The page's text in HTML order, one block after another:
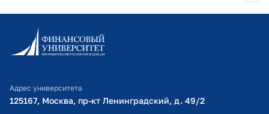
Информационно-образовательный портал
Личный кабинет поступающего
Оплата обучения
Адрес университета
125167, Москва, пр-кт Ленинградский, д. 49/2​